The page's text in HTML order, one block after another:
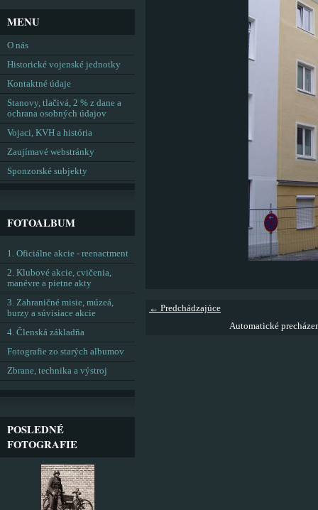
← Predchádzajúce
Automatické
MENU
O nás
Historické vojenské jednotky
Kontaktné údaje
Stanovy, tlačivá, 2 % z dane a
ochrana osobných údajov
Vojaci, KVH a história
Zaujímavé webstránky
Sponzorské subjekty
FOTOALBUM
1. Oficiálne akcie - reenactment
2. Klubové akcie, cvičenia,
manévre a pietne akty
3. Zahraničné misie, múzeá,
burzy a súvisiace akcie
4. Členská základňa
Fotografie zo starých albumov
Zbrane, technika a výstroj
POSLEDNÉ
FOTOGRAFIE